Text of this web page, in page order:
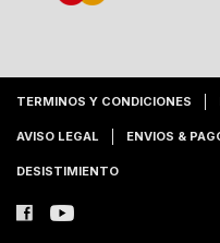
TERMINOS Y CONDICIONES
AVISO LEGAL ENVIOS &
DESISTIMIENTO